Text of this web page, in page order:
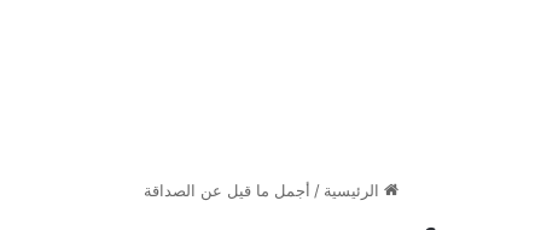
الرئيسية / أجمل ما قيل عن الصداقة